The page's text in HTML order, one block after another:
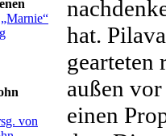
von
hat.
außen
einen